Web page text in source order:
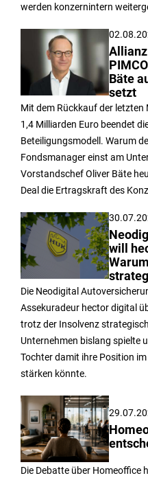
werden konzernintern
Bäte
setzt
Mit dem Rückkauf der
1,4 Milliarden Euro beendet
Beteiligungsmodell. Warum
Fondsmanager einst am
Vorstandschef Oliver Bäte
Deal die Ertragskraft des
will
Die Neodigital
Assekuradeur hector digital
trotz der Insolvenz
Unternehmen bislang spielte
Tochter damit ihre Position
stärken könnte.
Die Debatte über Homeoffice